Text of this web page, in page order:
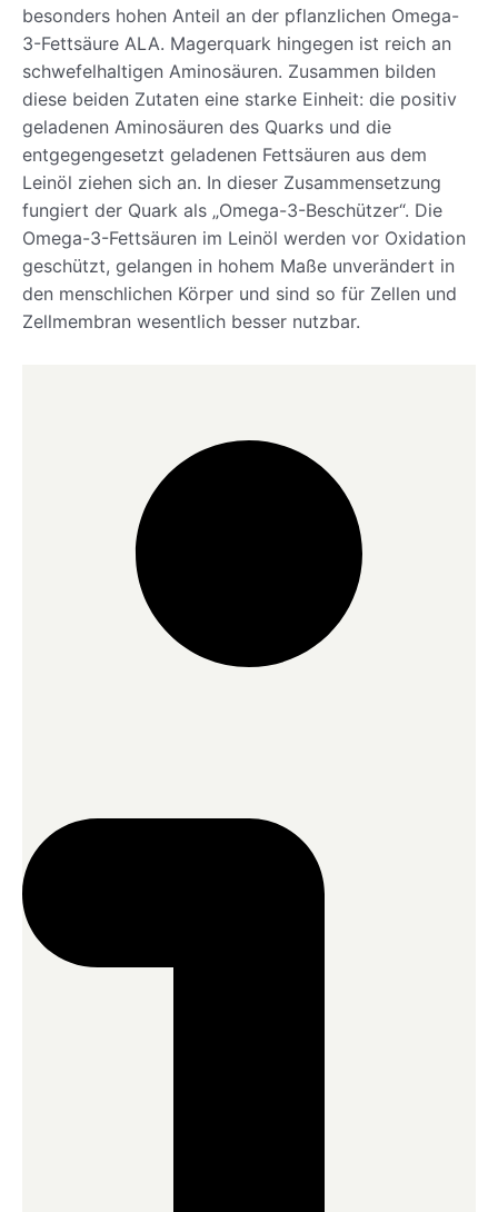
besonders hohen Anteil an der pflanzlichen Omega-
3-Fettsäure ALA. Magerquark hingegen ist reich an
schwefelhaltigen Aminosäuren. Zusammen bilden
diese beiden Zutaten eine starke Einheit: die positiv
geladenen Aminosäuren des Quarks und die
entgegengesetzt geladenen Fettsäuren aus dem
Leinöl ziehen sich an. In dieser Zusammensetzung
fungiert der Quark als „Omega-3-Beschützer“. Die
Omega-3-Fettsäuren im Leinöl werden vor Oxidation
geschützt, gelangen in hohem Maße unverändert in
den menschlichen Körper und sind so für Zellen und
Zellmembran wesentlich besser nutzbar.